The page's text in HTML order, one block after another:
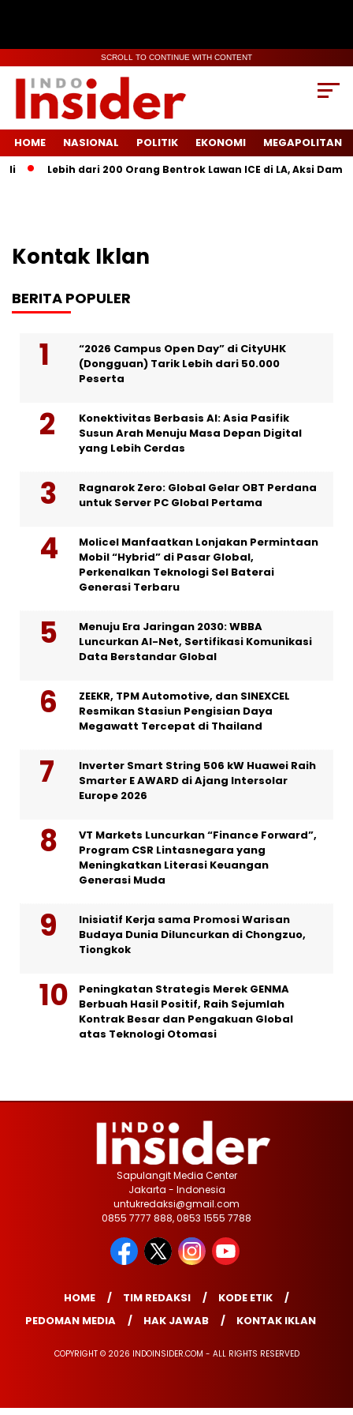
SCROLL TO CONTINUE WITH CONTENT
HOME NASIONAL POLITIK EKONOMI MEGAPOLITAN
Lebih dari 200 Orang Bentrok Lawan ICE di LA, Aksi
Kontak Iklan
BERITA POPULER
“2026 Campus Open Day” di CityUHK
(Dongguan) Tarik Lebih dari 50.000
Peserta
Konektivitas Berbasis AI: Asia Pasifik
Susun Arah Menuju Masa Depan Digital
yang Lebih Cerdas
Ragnarok Zero: Global Gelar OBT Perdana
untuk Server PC Global Pertama
Molicel Manfaatkan Lonjakan Permintaan
Mobil “Hybrid” di Pasar Global,
Perkenalkan Teknologi Sel Baterai
Generasi Terbaru
Menuju Era Jaringan 2030: WBBA
Luncurkan AI-Net, Sertifikasi Komunikasi
Data Berstandar Global
ZEEKR, TPM Automotive, dan SINEXCEL
Resmikan Stasiun Pengisian Daya
Megawatt Tercepat di Thailand
Inverter Smart String 506 kW Huawei Raih
Smarter E AWARD di Ajang Intersolar
Europe 2026
VT Markets Luncurkan “Finance Forward”,
Program CSR Lintasnegara yang
Meningkatkan Literasi Keuangan
Generasi Muda
Inisiatif Kerja sama Promosi Warisan
Budaya Dunia Diluncurkan di Chongzuo,
Tiongkok
Peningkatan Strategis Merek GENMA
Berbuah Hasil Positif, Raih Sejumlah
Kontrak Besar dan Pengakuan Global
atas Teknologi Otomasi
Sapulangit Media Center
Jakarta - Indonesia
untukredaksi@gmail.com
0855 7777 888, 0853 1555 7788
HOME TIM REDAKSI
KODE ETIK
PEDOMAN MEDIA
HAK JAWAB KONTAK IKLAN
COPYRIGHT © 2026 INDOINSIDER.COM - ALL RIGHTS RESERVED